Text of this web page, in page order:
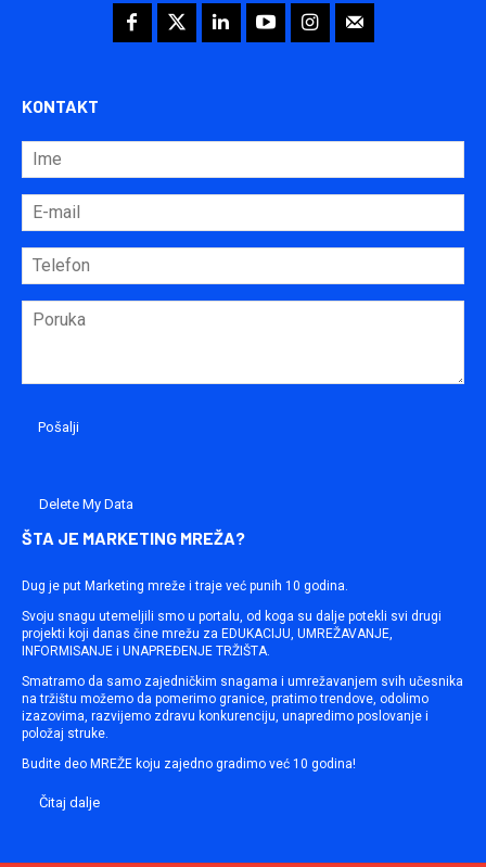
KONTAKT
Delete My Data
ŠTA JE MARKETING MREŽA?
Dug je put Marketing mreže i traje već punih 10 godina.
Svoju snagu utemeljili smo u portalu, od koga su dalje potekli svi drugi
projekti koji danas čine mrežu za EDUKACIJU, UMREŽAVANJE,
INFORMISANJE i UNAPREĐENJE TRŽIŠTA.
Smatramo da samo zajedničkim snagama i umrežavanjem svih učesnika
na tržištu možemo da pomerimo granice, pratimo trendove, odolimo
izazovima, razvijemo zdravu konkurenciju, unapredimo poslovanje i
položaj struke.
Budite deo MREŽE koju zajedno gradimo već 10 godina!
Čitaj dalje